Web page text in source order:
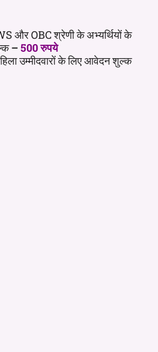
और OBC श्रेणी के अभ्यर्थियों के
– 500 रुपये
उम्मीदवारों के लिए आवेदन शुल्क